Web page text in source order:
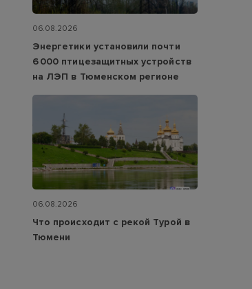
06.08.2026
Энергетики установили почти
6 000 птицезащитных устройств
на ЛЭП в Тюменском регионе
06.08.2026
Что происходит с рекой Турой в
Тюмени